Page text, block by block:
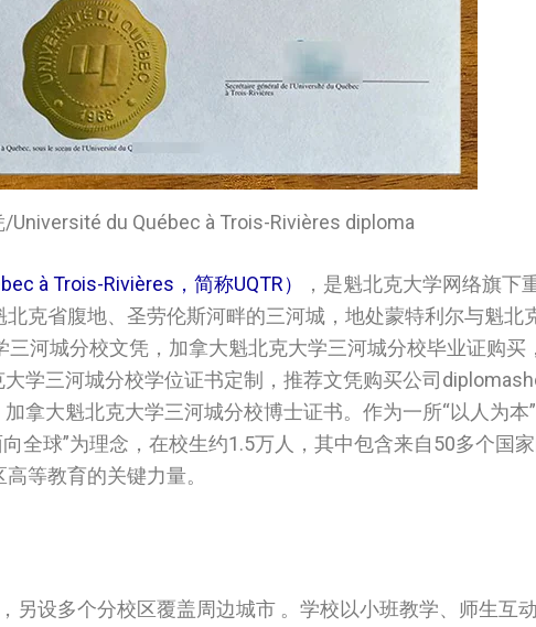
du Québec à Trois-Rivières diploma
à Trois-Rivières，简称UQTR）
，是魁北克大学网络旗下
克省腹地、圣劳伦斯河畔的三河城，地处蒙特利尔与魁北
河城分校文凭，加拿大魁北克大学三河城分校毕业证购买，
大学三河城分校学位证书定制，推荐文凭购买公司
拿大魁北克大学三河城分校博士证书。作为一所“以人为本
全球”为理念，在校生约1.5万人，其中包含来自50多个国
等教育的关键力量。
另设多个分校区覆盖周边城市 。学校以小班教学、师生互动